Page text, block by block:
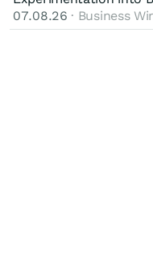
07.08.26 · Business